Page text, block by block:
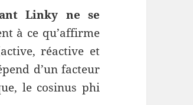
Linky ne se
à ce qu’affirme
réactive et
d’un facteur
le cosinus phi